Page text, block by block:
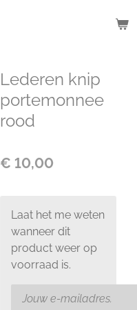
Lederen knip
portemonnee
rood
€ 10,00
Laat het me weten
wanneer dit
product weer op
voorraad is.